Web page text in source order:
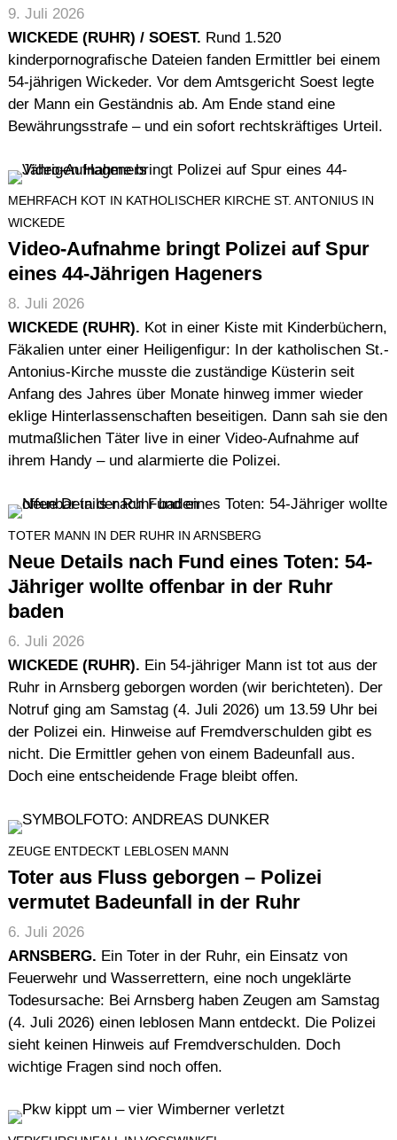
9. Juli 2026
WICKEDE (RUHR) / SOEST. Rund 1.520
kinderpornografische Dateien fanden Ermittler bei einem
54-jährigen Wickeder. Vor dem Amtsgericht Soest legte
der Mann ein Geständnis ab. Am Ende stand eine
Bewährungsstrafe – und ein sofort rechtskräftiges Urteil.
MEHRFACH KOT IN KATHOLISCHER KIRCHE ST. ANTONIUS IN
WICKEDE
Video-Aufnahme bringt Polizei auf Spur
eines 44-Jährigen Hageners
8. Juli 2026
WICKEDE (RUHR). Kot in einer Kiste mit Kinderbüchern,
Fäkalien unter einer Heiligenfigur: In der katholischen St.-
Antonius-Kirche musste die zuständige Küsterin seit
Anfang des Jahres über Monate hinweg immer wieder
eklige Hinterlassenschaften beseitigen. Dann sah sie den
mutmaßlichen Täter live in einer Video-Aufnahme auf
ihrem Handy – und alarmierte die Polizei.
TOTER MANN IN DER RUHR IN ARNSBERG
Neue Details nach Fund eines Toten: 54-
Jähriger wollte offenbar in der Ruhr
baden
6. Juli 2026
WICKEDE (RUHR). Ein 54-jähriger Mann ist tot aus der
Ruhr in Arnsberg geborgen worden (wir berichteten). Der
Notruf ging am Samstag (4. Juli 2026) um 13.59 Uhr bei
der Polizei ein. Hinweise auf Fremdverschulden gibt es
nicht. Die Ermittler gehen von einem Badeunfall aus.
Doch eine entscheidende Frage bleibt offen.
ZEUGE ENTDECKT LEBLOSEN MANN
Toter aus Fluss geborgen – Polizei
vermutet Badeunfall in der Ruhr
6. Juli 2026
ARNSBERG. Ein Toter in der Ruhr, ein Einsatz von
Feuerwehr und Wasserrettern, eine noch ungeklärte
Todesursache: Bei Arnsberg haben Zeugen am Samstag
(4. Juli 2026) einen leblosen Mann entdeckt. Die Polizei
sieht keinen Hinweis auf Fremdverschulden. Doch
wichtige Fragen sind noch offen.